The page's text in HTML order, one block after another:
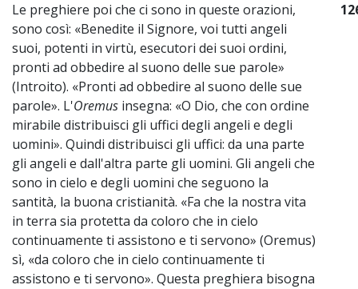
Le preghiere poi che ci sono in queste orazioni,
sono così: «Benedite il Signore, voi tutti angeli
suoi, potenti in virtù, esecutori dei suoi ordini,
pronti ad obbedire al suono delle sue parole»
(Introito). «Pronti ad obbedire al suono delle sue
parole». L'Oremus insegna: «O Dio, che con ordine
mirabile distribuisci gli uffici degli angeli e degli
uomini». Quindi distribuisci gli uffici: da una parte
gli angeli e dall'altra parte gli uomini. Gli angeli che
sono in cielo e degli uomini che seguono la
santità, la buona cristianità. «Fa che la nostra vita
in terra sia protetta da coloro che in cielo
continuamente ti assistono e ti servono» (Oremus)
sì, «da coloro che in cielo continuamente ti
assistono e ti servono». Questa preghiera bisogna